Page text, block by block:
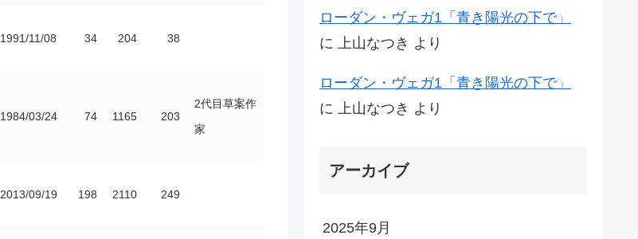
1991/11/08 34 204 38
1984/03/24 74 1165 203
2代目草案作
家
2013/09/19 198 2110 249
ローダン・ヴェガ1「青き陽光の下で」
に
上山なつき より
ローダン・ヴェガ1「青き陽光の下で」
に
上山なつき より
アーカイブ
2025年9月